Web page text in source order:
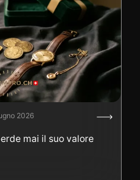
2026
mai il suo valore